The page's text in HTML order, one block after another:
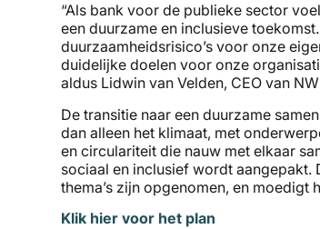
“Als bank voor de publieke sector
een duurzame en inclusieve
duurzaamheidsrisico’s voor onze
duidelijke doelen voor onze
aldus Lidwin van Velden, CEO van
De transitie naar een duurzame
dan alleen het klimaat, met
en circulariteit die nauw met elkaar
sociaal en inclusief wordt aangepakt.
thema’s zijn opgenomen, en moedigt
Klik hier voor het plan